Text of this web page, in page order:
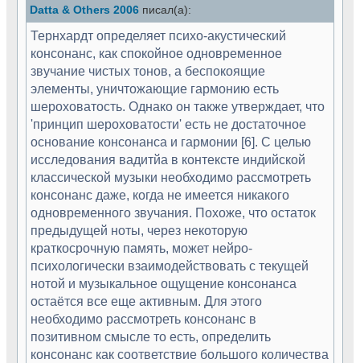
Datta & Others 2006 писал(а):
Тернхардт определяет психо-акустический
консонанс, как спокойное одновременное
звучание чистых тонов, а беспокоящие
элементы, уничтожающие гармонию есть
шероховатость. Однако он также утверждает, что
'принцип шероховатости' есть не достаточное
основание консонанса и гармонии [6]. С целью
исследования вадитйа в контексте индийской
классической музыки необходимо рассмотреть
консонанс даже, когда не имеется никакого
одновременного звучания. Похоже, что остаток
предыдущей ноты, через некоторую
краткосрочную память, может нейро-
психологически взаимодействовать с текущей
нотой и музыкальное ощущение консонанса
остаётся все еще активным. Для этого
необходимо рассмотреть консонанс в
позитивном смысле то есть, определить
консонанс как соответствие большого количества